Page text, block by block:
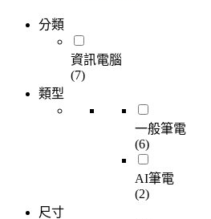
分類
資訊電腦
(7)
類型
一般筆電
(6)
AI筆電
(2)
尺寸